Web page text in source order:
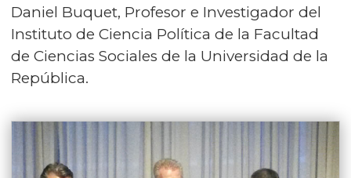
Daniel Buquet, Profesor e Investigador del
Instituto de Ciencia Política de la Facultad
de Ciencias Sociales de la Universidad de la
República.